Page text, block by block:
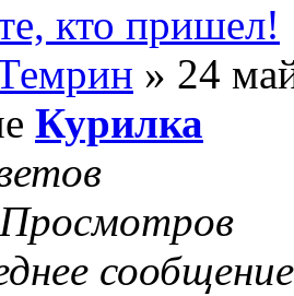
кто пришел!
» 24
Курилка
Просмотров